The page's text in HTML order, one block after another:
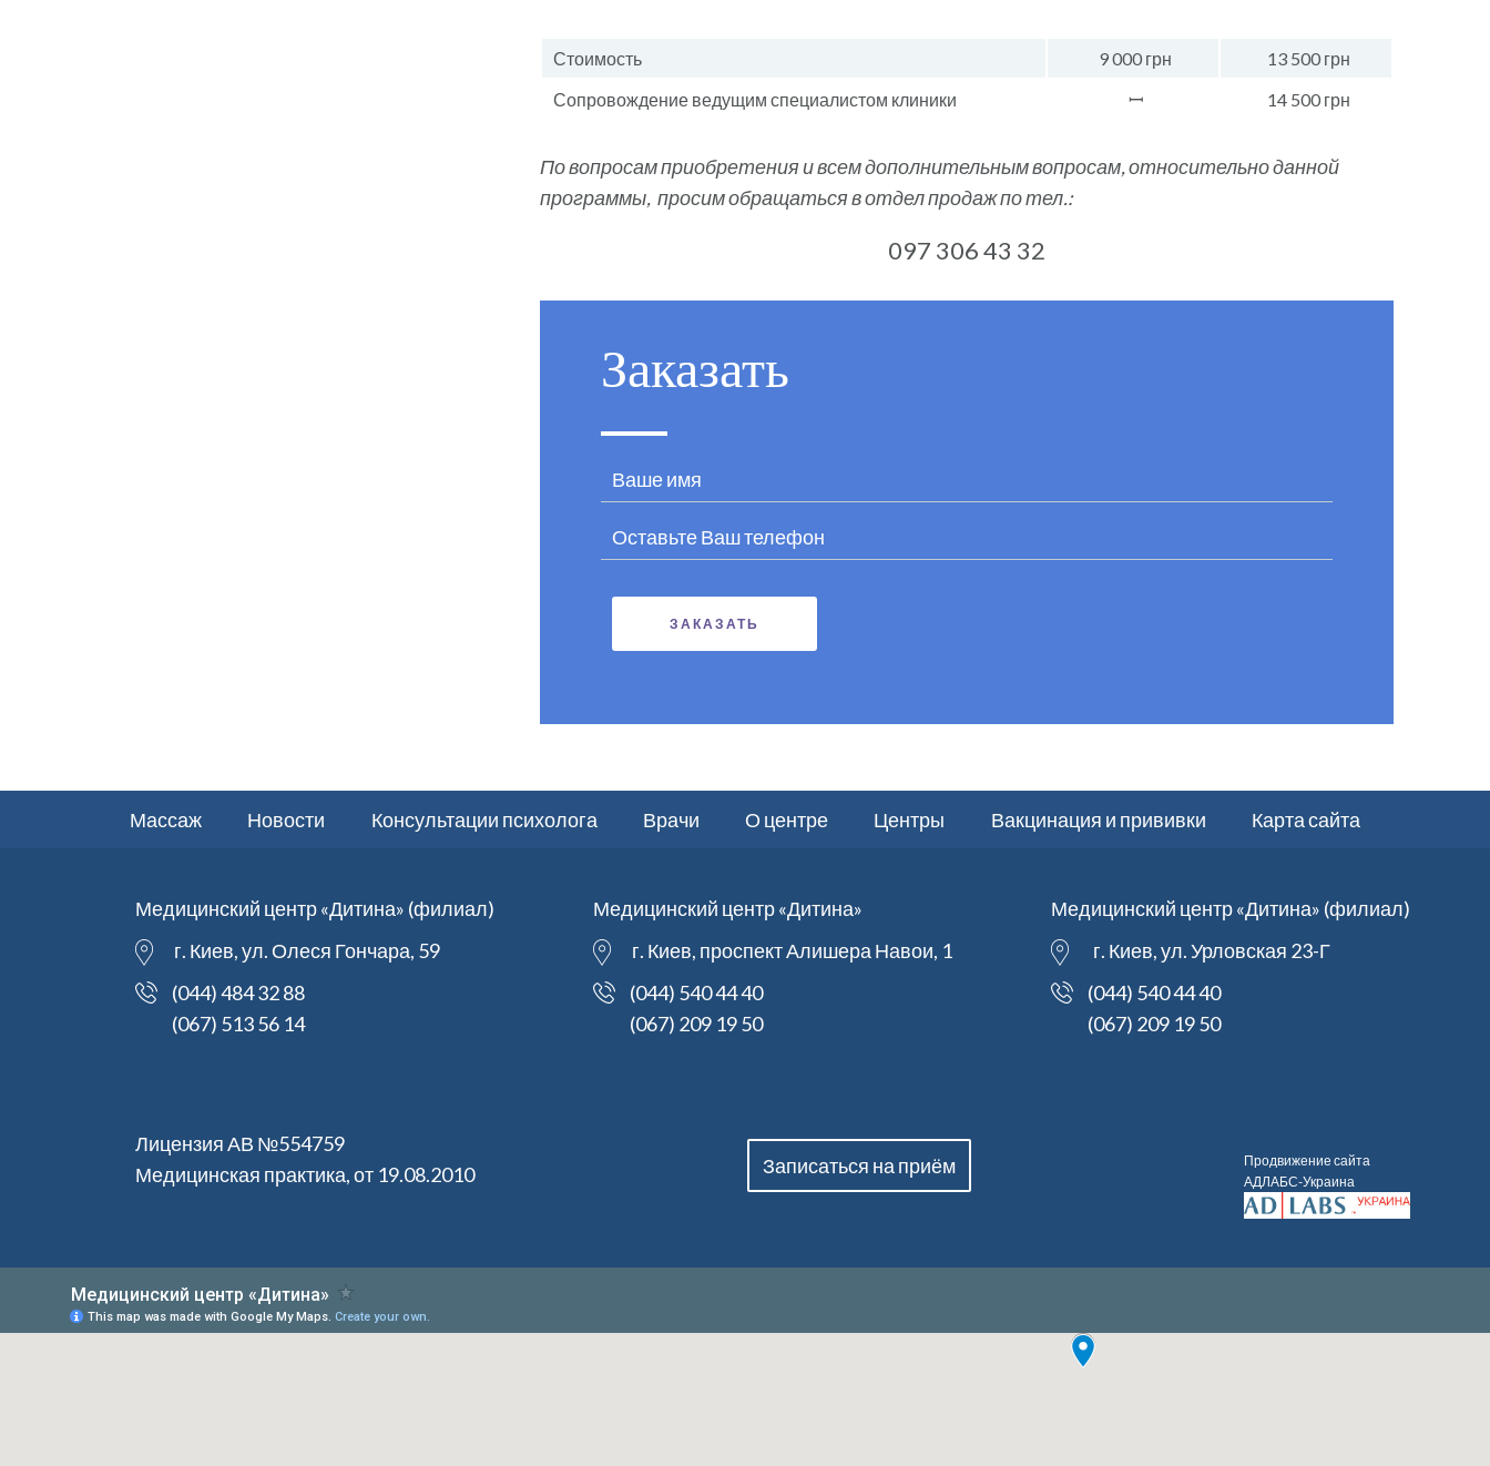
Стоимость 9 000 грн
13 500 грн
Сопровождение ведущим специалистом клиники
ꟷ 14 500 грн
По вопросам приобретения и всем дополнительным вопросам, относительно данной
программы, просим обращаться в отдел продаж по тел.:
097 306 43 32
Заказать
Массаж Новости Консультации психолога Врачи О центре Центры Вакцинация и прививки Карта сайта
Медицинский центр «Дитина» (филиал)
г. Киев, ул. Олеся Гончара, 59
(044) 484 32 88
(067) 513 56 14
Медицинский центр «Дитина»
г. Киев, проспект Алишера Навои, 1
(044) 540 44 40
(067) 209 19 50
Медицинский центр «Дитина» (филиал)
г. Киев, ул. Урловская 23-Г
(044) 540 44 40
(067) 209 19 50
Лицензия АВ №554759
Медицинская практика, от 19.08.2010
Записаться на приём
Продвижение сайта
АДЛАБС-Украина